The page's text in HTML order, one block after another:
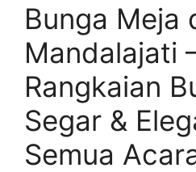
Bunga Meja
Mandalajati
Rangkaian
Segar &
Semua